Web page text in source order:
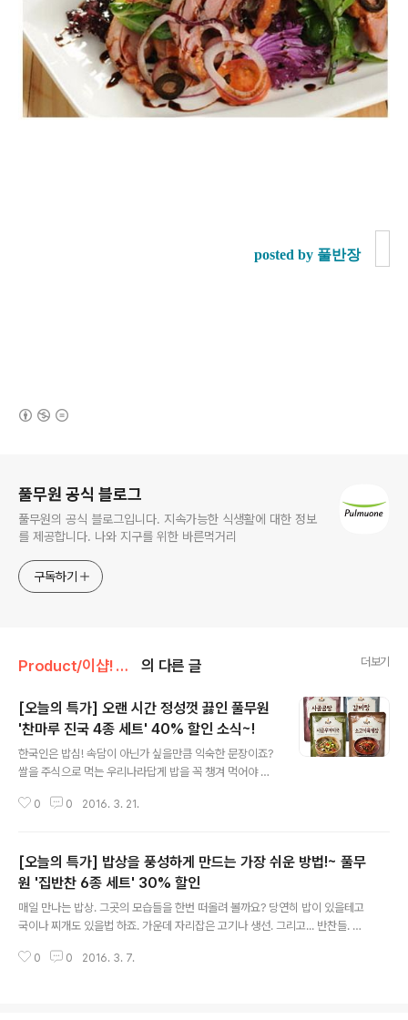
posted by 풀반장
풀무원 공식 블로그
풀무원의 공식 블로그입니다. 지속가능한 식생활에 대한 정보
를 제공합니다. 나와 지구를 위한 바른먹거리
구독하기
Product/이샵! 오늘의 특가 의 다른 글 더보기
[오늘의 특가] 오랜 시간 정성껏 끓인 풀무원
'찬마루 진국 4종 세트' 40% 할인 소식~!
한국인은 밥심! 속담이 아닌가 싶을만큼 익숙한 문장이죠?
쌀을 주식으로 먹는 우리나라답게 밥을 꼭 챙겨 먹어야 한
는 없는 법! 밥과 함께 항상 곁들여지는 갖은 반찬과 국,탕!
번 국, 탕을 새로 끓이는 것도 쉽지 않은 일이지요. 그럴땐
풀무원의 힘을 잠시 빌려보시는건 어떨까요? 새롭게 출시
된 찬마루 진국 4종 세트가 있거든요. 구수하고 개운한 소
고기 육개장 오랜 시간 정성으로 끓인 사골곰탕 국내산 갈
하나하나 맛이 보장된 국,탕류의 스터디 셀러들이죠? 바로
0 0 2016. 3. 21.
[오늘의 특가] 밥상을 풍성하게 만드는 가장 쉬운 방법!~ 풀무
원 '집반찬 6종 세트' 30% 할인
매일 만나는 밥상. 그곳의 모습들을 한번 떠올려 볼까요? 당연히 밥이 있을테고
국이나 찌개도 있을법 하죠. 가운데 자리잡은 고기나 생선. 그리고... 반찬들. 밥
반찬! 오늘 풀반장이 소개해드릴 것이 바로 그 '집반찬' 인데요. 아니.. 풀무원에
0 0 2016. 3. 7.